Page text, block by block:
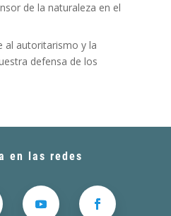
de la naturaleza en el
al autoritarismo y la
defensa de los
en las redes